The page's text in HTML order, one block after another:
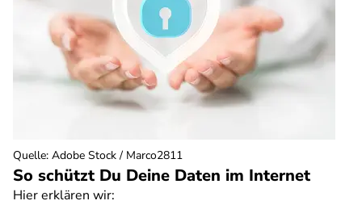
So schützt Du Deine Daten im Internet
Hier erklären wir:
Quelle: Adobe Stock / Marco2811